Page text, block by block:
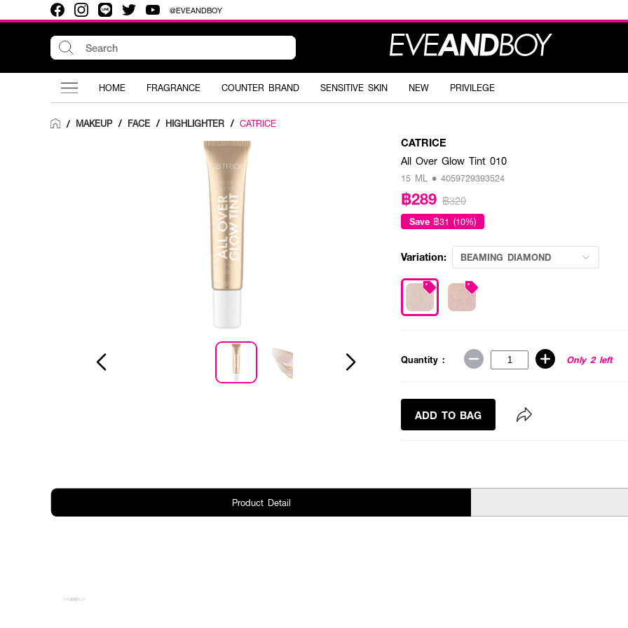
@EVEANDBOY
HOME FRAGRANCE COUNTER BRAND SENSITIVE SKIN NEW PRIVILEGE
/ MAKEUP / FACE / HIGHLIGHTER / CATRICE
CATRICE
All Over Glow Tint 010
15 ML • 4059729393524
฿289 ฿320
Save ฿31 (10%)
Variation: BEAMING DIAMOND
Quantity : Only 2 left
ADD TO BAG
Product Detail